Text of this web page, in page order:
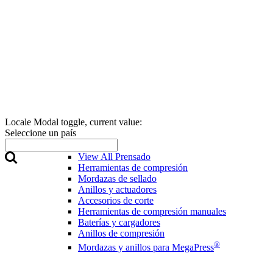
Locale Modal toggle, current value:
Seleccione un país
View All Prensado
Herramientas de compresión
Mordazas de sellado
Anillos y actuadores
Accesorios de corte
Herramientas de compresión manuales
Baterías y cargadores
Anillos de compresión
Mordazas y anillos para MegaPress®